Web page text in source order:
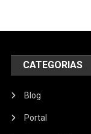
CATEGORIAS
Blog
Portal